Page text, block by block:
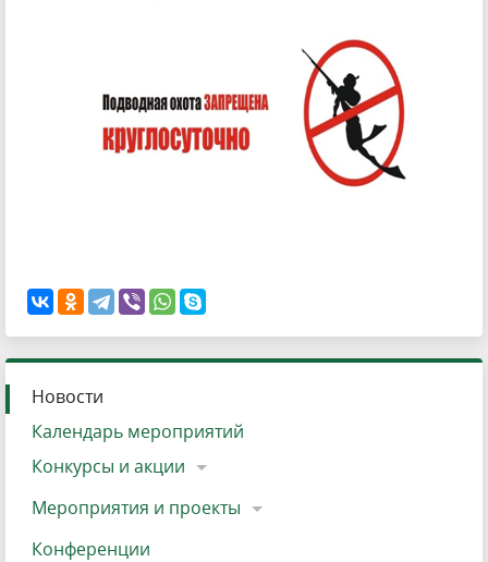
Новости
Календарь мероприятий
Конкурсы и акции
Мероприятия и проекты
Конференции